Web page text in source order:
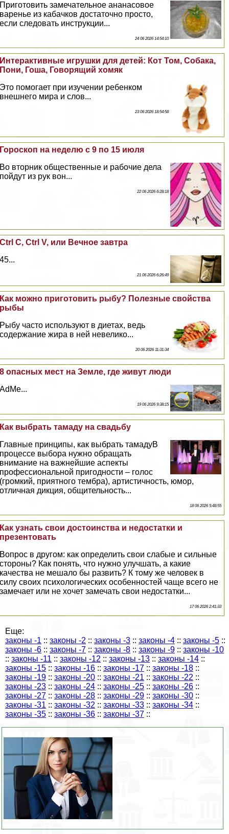
Приготовить замечательное ананасовое
варенье из кабачков достаточно просто,
если следовать инструкции...
24 06 2026 14:54:10
Интеpaктивные игрушки для детей: Кот Том, Собака,
Пони, Гоша, Говорящий хомяк
Это помогает при изучении ребенком
внешнего мира и слов...
23 06 2026 18:54:58
Гороскоп на неделю с 9 по 15 июля
Во вторник общественные и рабочие дела
пойдут из рук вон...
22 06 2026 6:28:18
Ctrl C, Ctrl V, или Вечное завтра
45...
21 06 2026 6:26:49
Как можно приготовить рыбу? Полезные свойства
рыбы
Рыбу часто используют в диетах, ведь
содержание жира в ней невелико...
20 06 2026 11:31:34
8 опасных мест на Земле, где живут люди
AdMe...
19 06 2026 9:38:15
Как выбрать тамаду на свадьбу
Главные принципы, как выбрать тамадуВ
процессе выбора нужно обращать
внимание на важнейшие аспекты
профессиональной пригодности – голос
(громкий, приятного тембра), артистичность, юмор,
отличная дикция, общительность...
18 06 2026 5:48:55
Как узнать свои достоинства и недостатки и
презентовать
Вопрос в другом: как определить свои слабые и сильные
стороны? Как понять, что нужно улучшать, а какие
качества не мешало бы развить? К тому же человек в
силу своих психологических особенностей чаще всего не
замечает или не хочет замечать свои недостатки...
17 06 2026 2:41:33
Еще:
законы -1 :: законы -2 :: законы -3 :: законы -4 :: законы -5 ::
законы -6 :: законы -7 :: законы -8 :: законы -9 :: законы -10
:: законы -11 :: законы -12 :: законы -13 :: законы -14 ::
законы -15 :: законы -16 :: законы -17 :: законы -18 ::
законы -19 :: законы -20 :: законы -21 :: законы -22 ::
законы -23 :: законы -24 :: законы -25 :: законы -26 ::
законы -27 :: законы -28 :: законы -29 :: законы -30 ::
законы -31 :: законы -32 :: законы -33 :: законы -34 ::
законы -35 :: законы -36 :: законы -37 ::